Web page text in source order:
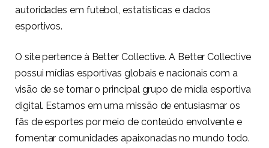
autoridades em futebol, estatísticas e dados
esportivos.
O site pertence à Better Collective. A Better Collective
possui mídias esportivas globais e nacionais com a
visão de se tornar o principal grupo de mídia esportiva
digital. Estamos em uma missão de entusiasmar os
fãs de esportes por meio de conteúdo envolvente e
fomentar comunidades apaixonadas no mundo todo.